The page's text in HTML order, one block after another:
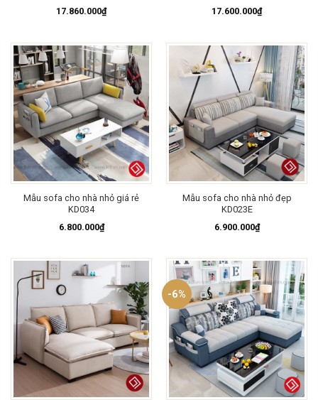
17.860.000₫
17.600.000₫
Mẫu sofa cho nhà nhỏ giá rẻ
KD034
6.800.000₫
Mẫu sofa cho nhà nhỏ đẹp
KD023E
6.900.000₫
-6%